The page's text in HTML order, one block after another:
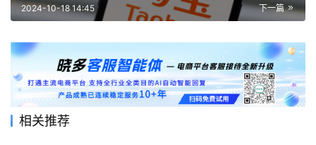
下一篇
2024-10-18 14:45
相关推荐